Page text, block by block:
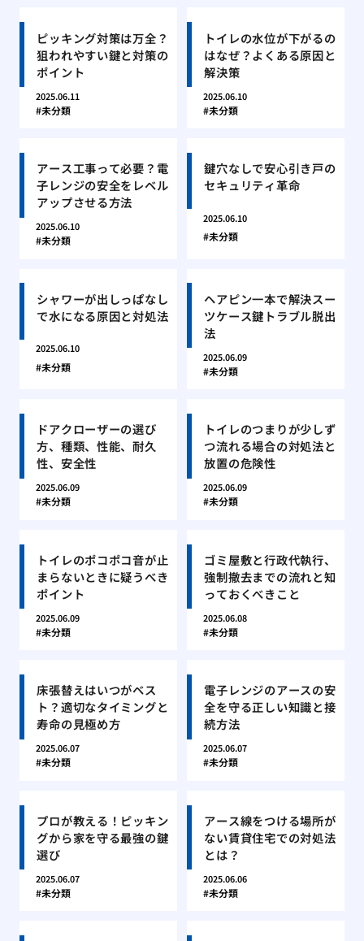
ピッキング対策は万全？
狙われやすい鍵と対策の
ポイント
2025.06.11
未分類
トイレの水位が下がるの
はなぜ？よくある原因と
解決策
2025.06.10
未分類
アース工事って必要？電
子レンジの安全をレベル
アップさせる方法
2025.06.10
未分類
鍵穴なしで安心引き戸の
セキュリティ革命
2025.06.10
未分類
シャワーが出しっぱなし
で水になる原因と対処法
2025.06.10
未分類
ヘアピン一本で解決スー
ツケース鍵トラブル脱出
法
2025.06.09
未分類
ドアクローザーの選び
方、種類、性能、耐久
性、安全性
2025.06.09
未分類
トイレのつまりが少しず
つ流れる場合の対処法と
放置の危険性
2025.06.09
未分類
トイレのポコポコ音が止
まらないときに疑うべき
ポイント
2025.06.09
未分類
ゴミ屋敷と行政代執行、
強制撤去までの流れと知
っておくべきこと
2025.06.08
未分類
床張替えはいつがベス
ト？適切なタイミングと
寿命の見極め方
2025.06.07
未分類
電子レンジのアースの安
全を守る正しい知識と接
続方法
2025.06.07
未分類
プロが教える！ピッキン
グから家を守る最強の鍵
選び
2025.06.07
未分類
アース線をつける場所が
ない賃貸住宅での対処法
とは？
2025.06.06
未分類